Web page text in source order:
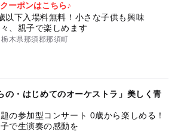
ーポンはこちら♪
以下入場料無料！小さな子供も興味
、親子で楽しめます
栃木県那須郡那須町
の・はじめてのオーケストラ」美しく青
の参加型コンサート 0歳から楽しめる！
で生演奏の感動を